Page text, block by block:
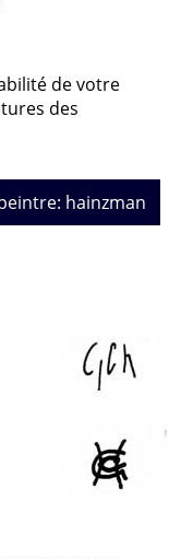
de votre
des
hainzman